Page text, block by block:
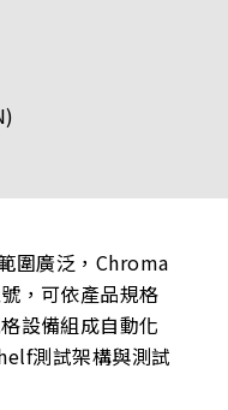
圍廣泛，Chroma
，可依產品規格
設備組成自動化
測試架構與測試